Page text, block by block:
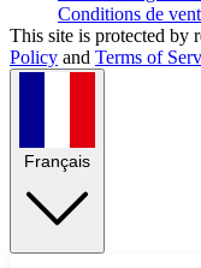
Conditions de
This site is protected
Policy and Terms of
Français